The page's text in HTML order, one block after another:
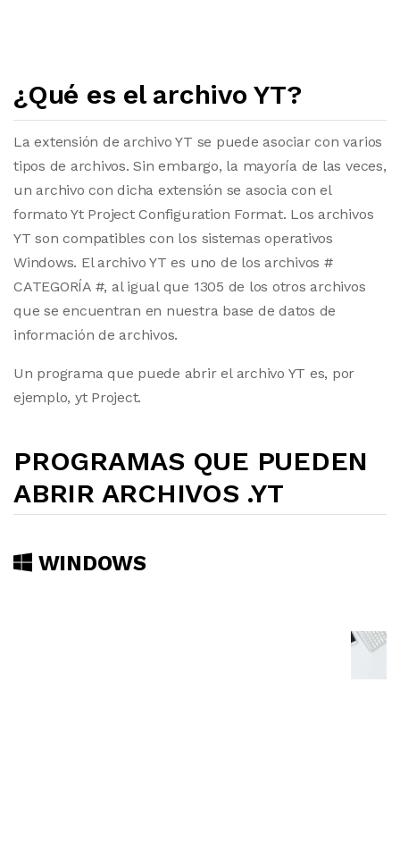
¿Qué es el archivo YT?
La extensión de archivo YT se puede asociar con varios
tipos de archivos. Sin embargo, la mayoría de las veces,
un archivo con dicha extensión se asocia con el
formato Yt Project Configuration Format. Los archivos
YT son compatibles con los sistemas operativos
Windows. El archivo YT es uno de los archivos #
CATEGORÍA #, al igual que 1305 de los otros archivos
que se encuentran en nuestra base de datos de
información de archivos.
Un programa que puede abrir el archivo YT es, por
ejemplo, yt Project.
PROGRAMAS QUE PUEDEN
ABRIR ARCHIVOS .YT
WINDOWS